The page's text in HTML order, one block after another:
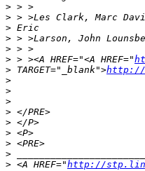
>
>
>
>
>
> > ><A HREF="<A HREF="
> TARGET="_blank">http://
>
>
>
>
>
>
>
>
> <A HREF="http://